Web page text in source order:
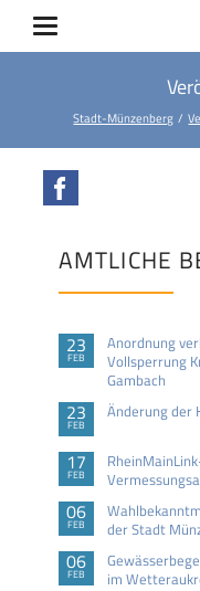
Stadt-Münzenberg
AMTLICHE
23
FEB
Anordnung
Vollsperrung
Gambach
23
FEB
Änderung der
17
FEB
06
FEB
der Stadt
06
FEB
im